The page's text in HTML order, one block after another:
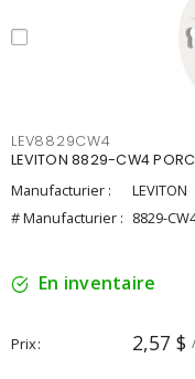
LEV8829CW4
LEVITON 8829-CW4
Manufacturier :
LEVITON
# Manufacturier : 8829-
En inventaire
Prix 2,57 $